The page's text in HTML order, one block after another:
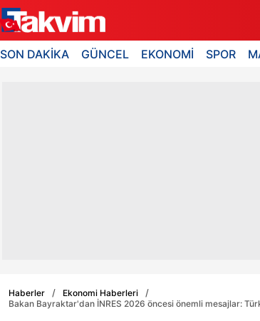
SON DAKİKA GÜNCEL EKONOMİ SPOR
Haberler
Ekonomi Haberleri
Bakan Bayraktar'dan İNRES 2026 öncesi önemli mesajlar: